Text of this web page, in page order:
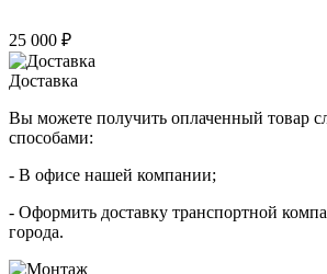
25 000 ₽
Доставка
Вы можете получить оплаченный товар
способами:
- В офисе нашей компании;
- Оформить доставку транспортной
города.